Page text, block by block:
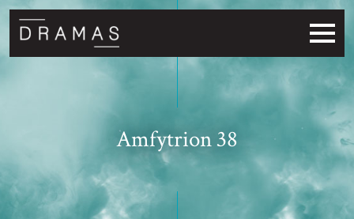
Amfytrion 38